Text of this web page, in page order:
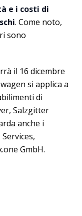
e i costi di
. Come noto,
sono
il 16 dicembre
si applica a
di
Salzgitter
anche i
GmbH.